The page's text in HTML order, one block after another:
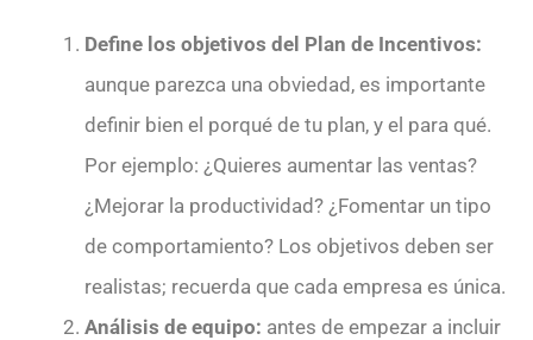
Define los objetivos del Plan de Incentivos:
aunque parezca una obviedad, es importante
definir bien el porqué de tu plan, y el para qué.
Por ejemplo: ¿Quieres aumentar las ventas?
¿Mejorar la productividad? ¿Fomentar un tipo
de comportamiento? Los objetivos deben ser
realistas; recuerda que cada empresa es única.
Análisis de equipo: antes de empezar a incluir